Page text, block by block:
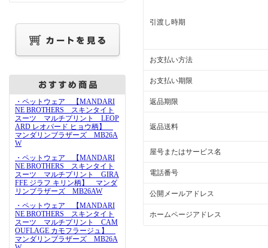
・ペットウェア 【MANDARI
NE BROTHERS スキンタイト
スーツ マルチプリント LEOP
ARD レオパード ヒョウ柄】
マンダリンブラザーズ MB26A
W
・ペットウェア 【MANDARI
NE BROTHERS スキンタイト
スーツ マルチプリント GIRA
FFE ジラフ キリン柄】 マンダ
リンブラザーズ MB26AW
・ペットウェア 【MANDARI
NE BROTHERS スキンタイト
スーツ マルチプリント CAM
OUFLAGE カモフラージュ】
マンダリンブラザーズ MB26A
引渡し時期
お支払い方法
お支払い期限
返品期限
返品送料
屋号またはサービス名
電話番号
公開メールアドレス
ホームページアドレス